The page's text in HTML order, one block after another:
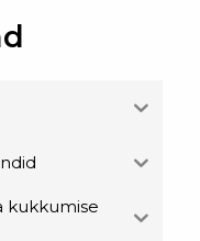
kukkumise